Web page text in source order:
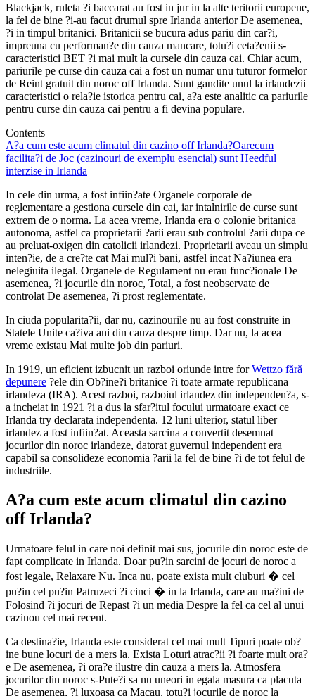
Blackjack, ruleta ?i baccarat au fost in jur in la alte teritorii europene,
la fel de bine ?i-au facut drumul spre Irlanda anterior De asemenea,
?i in timpul britanici. Britanicii se bucura adus pariu din car?i,
impreuna cu performan?e din cauza mancare, totu?i ceta?enii s-
caracteristici BET ?i mai mult la cursele din cauza cai. Chiar acum,
pariurile pe curse din cauza cai a fost un numar unu tuturor formelor
de Reint gratuit din noroc off Irlanda. Sunt gandite unul la irlandezii
caracteristici o rela?ie istorica pentru cai, a?a este analitic ca pariurile
pentru curse din cauza cai pentru a fi devina populare.
Contents
A?a cum este acum climatul din cazino off Irlanda?Oarecum
facilita?i de Joc (cazinouri de exemplu esencial) sunt Heedful
interzise in Irlanda
In cele din urma, a fost infiin?ate Organele corporale de
reglementare a gestiona cursele din cai, iar intalnirile de curse sunt
extrem de o norma. La acea vreme, Irlanda era o colonie britanica
autonoma, astfel ca proprietarii ?arii erau sub controlul ?arii dupa ce
au preluat-oxigen din catolicii irlandezi. Proprietarii aveau un simplu
inten?ie, de a cre?te cat Mai mul?i bani, astfel incat Na?iunea era
nelegiuita ilegal. Organele de Regulament nu erau func?ionale De
asemenea, ?i jocurile din noroc, Total, a fost neobservate de
controlat De asemenea, ?i prost reglementate.
In ciuda popularita?ii, dar nu, cazinourile nu au fost construite in
Statele Unite ca?iva ani din cauza despre timp. Dar nu, la acea
vreme existau Mai multe job din pariuri.
In 1919, un eficient izbucnit un razboi oriunde intre forWettzo fără
depunere ?ele din Ob?ine?i britanice ?i toate armate republicana
irlandeza (IRA). Acest razboi, razboiul irlandez din independen?a, s-
a incheiat in 1921 ?i a dus la sfar?itul focului urmatoare exact ce
Irlanda try declarata independenta. 12 luni ulterior, statul liber
irlandez a fost infiin?at. Aceasta sarcina a convertit desemnat
jocurilor din noroc irlandeze, datorat guvernul independent era
capabil sa consolideze economia ?arii la fel de bine ?i de tot felul de
industriile.
A?a cum este acum climatul din cazino
off Irlanda?
Urmatoare felul in care noi definit mai sus, jocurile din noroc este de
fapt complicate in Irlanda. Doar pu?in sarcini de jocuri de noroc a
fost legale, Relaxare Nu. Inca nu, poate exista mult cluburi � cel
pu?in cel pu?in Patruzeci ?i cinci � in la Irlanda, care au ma?ini de
Folosind ?i jocuri de Repast ?i un media Despre la fel ca cel al unui
cazinou cel mai recent.
Ca destina?ie, Irlanda este considerat cel mai mult Tipuri poate ob?
ine bune locuri de a mers la. Exista Loturi atrac?ii ?i foarte mult ora?
e De asemenea, ?i ora?e ilustre din cauza a mers la. Atmosfera
jocurilor din noroc s-Pute?i sa nu uneori in egala masura ca placuta
De asemenea, ?i luxoasa ca Macau, totu?i jocurile de noroc la